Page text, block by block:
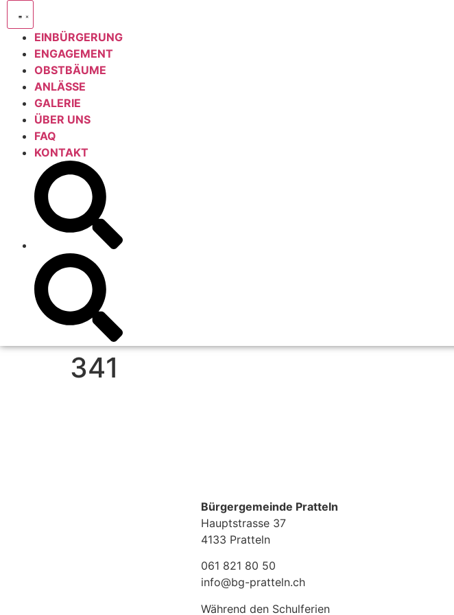
EINBÜRGERUNG
ENGAGEMENT
OBSTBÄUME
ANLÄSSE
GALERIE
ÜBER UNS
FAQ
KONTAKT
341
Bürgergemeinde Pratteln
Hauptstrasse 37
4133 Pratteln
061 821 80 50
info@bg-pratteln.ch
Während den Schulferien